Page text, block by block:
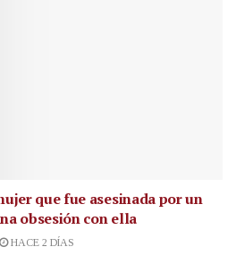
que fue asesinada por un
obsesión con ella
HACE 2 DÍAS